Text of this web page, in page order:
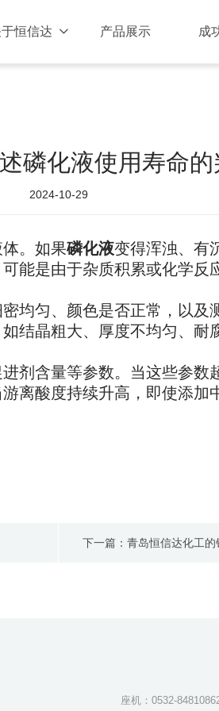
恒信达  产品展示 成
磷化液使用寿命
2024-10-29
。如果磷化液变得浑浊、有
能是由于杂质积累或化学反
均匀、颜色是否正常，以
结晶粗大、厚度不均匀、
剂含量等参数。当这些参
离酸度持续升高，即使添
下一篇：青岛恒信达化工
座机：0532-